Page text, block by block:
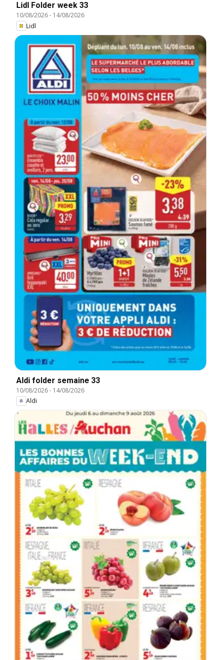
Lidl Folder week 33
10/08/2026- 14/08/2026
Lidl
Aldi folder semaine 33
10/08/2026- 14/08/2026
Aldi